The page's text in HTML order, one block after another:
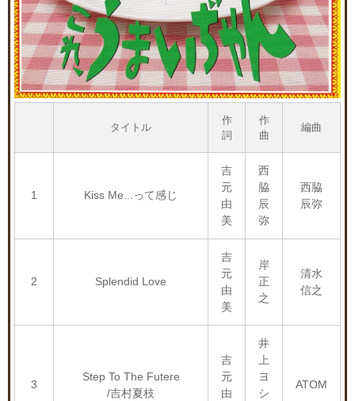
タイトル
作
詞
作
曲
編曲
1 Kiss Me...って感じ
吉
元
由
美
西
脇
辰
弥
西脇
辰弥
2 Splendid Love
吉
元
由
美
岸
正
之
清水
信之
3
Step To The Futere
/吉村夏枝
吉
元
由
井
上
ヨ
シ
ATOM